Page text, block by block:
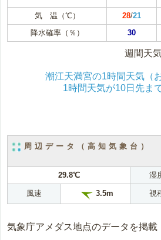
気 温（℃） 28/21
降水確率（％）
30
週間天
潮江天満宮の1時間天気（
1時間天気が10日先ま
周辺データ（高知気象台）
29.8℃ 湿
風速 3.5m 視
気象庁アメダス地点のデータを掲載